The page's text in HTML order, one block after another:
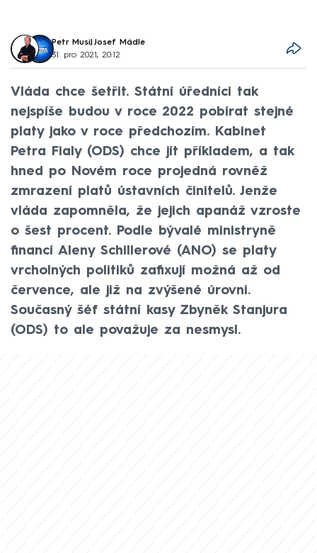
Petr Musil, Josef Mádle
31. pro 2021, 20:12
Vláda chce šetřit. Státní úředníci tak
nejspíše budou v roce 2022 pobírat stejné
platy jako v roce předchozím. Kabinet
Petra Fialy (ODS) chce jít příkladem, a tak
hned po Novém roce projedná rovněž
zmrazení platů ústavních činitelů. Jenže
vláda zapomněla, že jejich apanáž vzroste
o šest procent. Podle bývalé ministryně
financí Aleny Schillerové (ANO) se platy
vrcholných politiků zafixují možná až od
července, ale již na zvýšené úrovni.
Současný šéf státní kasy Zbyněk Stanjura
(ODS) to ale považuje za nesmysl.